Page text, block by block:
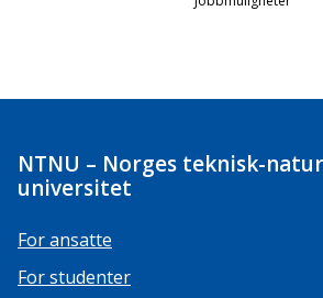
NTNU – Norges teknisk-
universitet
For ansatte
For studenter